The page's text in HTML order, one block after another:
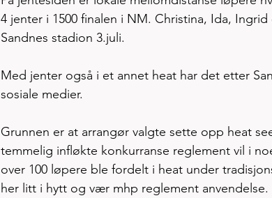
4 jenter i 1500 finalen i NM. Christina, Ida,
Sandnes stadion 3.juli.
Med jenter også i et annet heat har det etter
sosiale medier.
Grunnen er at arrangør valgte sette opp heat
temmelig infløkte konkurranse reglement vil i
over 100 løpere ble fordelt i heat under
her litt i hytt og vær mhp reglement anvendelse.